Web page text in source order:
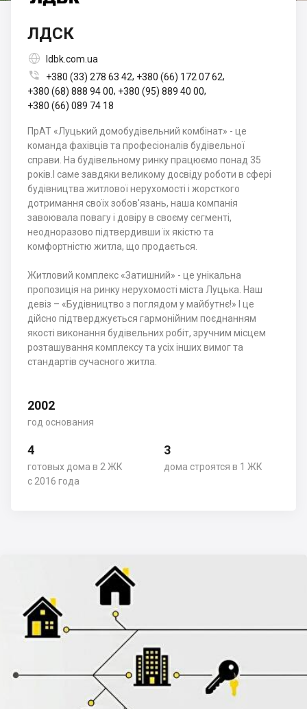
ЛДСК
 ldbk.com.ua
 +380 (33) 278 63 42, +380 (66) 172 07 62,
+380 (68) 888 94 00, +380 (95) 889 40 00,
+380 (66) 089 74 18
ПрАТ «Луцький домобудівельний комбінат» - це
команда фахівців та професіоналів будівельної
справи. На будівельному ринку працюємо понад 35
років.І саме завдяки великому досвіду роботи в сфері
будівництва житлової нерухомості і жорсткого
дотримання своїх зобов'язань, наша компанія
завоювала повагу і довіру в своєму сегменті,
неодноразово підтвердивши їх якістю та
комфортністю житла, що продається.
Житловий комплекс «Затишний» - це унікальна
пропозиція на ринку нерухомості міста Луцька. Наш
девіз – «Будівництво з поглядом у майбутнє!» І це
дійсно підтверджується гармонійним поєднанням
якості виконання будівельних робіт, зручним місцем
розташування комплексу та усіх інших вимог та
стандартів сучасного житла.
2002
год основания
4
готовых дома в 2 ЖК
с 2016 года
3
дома строятся в 1 ЖК